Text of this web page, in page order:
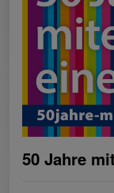
50 Jahre